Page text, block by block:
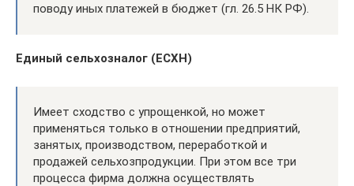
поводу иных платежей в бюджет (гл. 26.5 НК РФ).
Единый сельхозналог (ЕСХН)
Имеет сходство с упрощенкой, но может
применяться только в отношении предприятий,
занятых, производством, переработкой и
продажей сельхозпродукции. При этом все три
процесса фирма должна осуществлять